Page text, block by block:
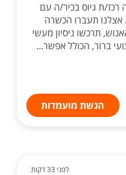
ת גיוס בכיר/ה עם
אצלנו תעברו הכשרה
תרכשו ניסיון מעשי
ברור, הכולל אפשר...
הגשת מועמדות
לפני 33 דקות